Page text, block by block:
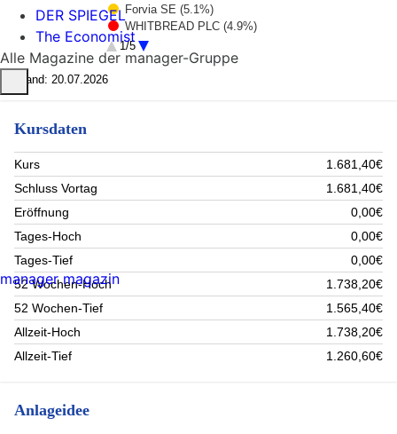
Forvia SE (5.1%)
WHITBREAD PLC (4.9%)
JC DECAUX SA (4.4%)
APA Group (4.3%)
1/5
Stand: 20.07.2026
Kursdaten
Kurs
1.681,40€
Schluss Vortag
1.681,40€
Eröffnung
0,00€
Tages-Hoch
0,00€
Tages-Tief
0,00€
52 Wochen-Hoch
1.738,20€
52 Wochen-Tief
1.565,40€
Allzeit-Hoch
1.738,20€
Allzeit-Tief
1.260,60€
Anlageidee
DER SPIEGEL
The Economist
Alle Magazine der manager-Gruppe
manager magazin